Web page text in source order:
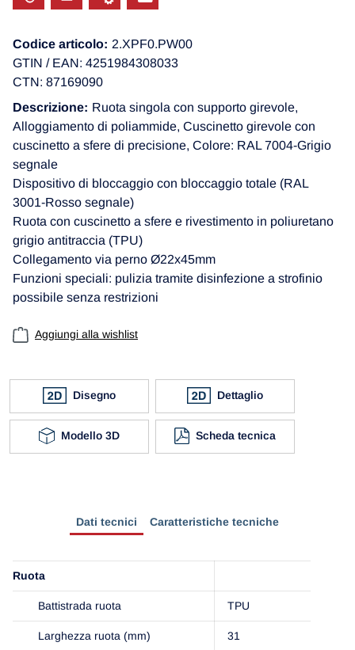
Codice articolo: 2.XPF0.PW00
GTIN / EAN: 4251984308033
CTN: 87169090
Descrizione: Ruota singola con supporto girevole,
Alloggiamento di poliammide, Cuscinetto girevole con
cuscinetto a sfere di precisione, Colore: RAL 7004-Grigio
segnale
Dispositivo di bloccaggio con bloccaggio totale (RAL
3001-Rosso segnale)
Ruota con cuscinetto a sfere e rivestimento in poliuretano
grigio antitraccia (TPU)
Collegamento via perno Ø22x45mm
Funzioni speciali: pulizia tramite disinfezione a strofinio
possibile senza restrizioni
Aggiungi alla wishlist
Disegno Dettaglio
Modello 3D Scheda tecnica
Dati tecnici Caratteristiche tecniche
Ruota
Battistrada ruota TPU
Larghezza ruota (mm) 31